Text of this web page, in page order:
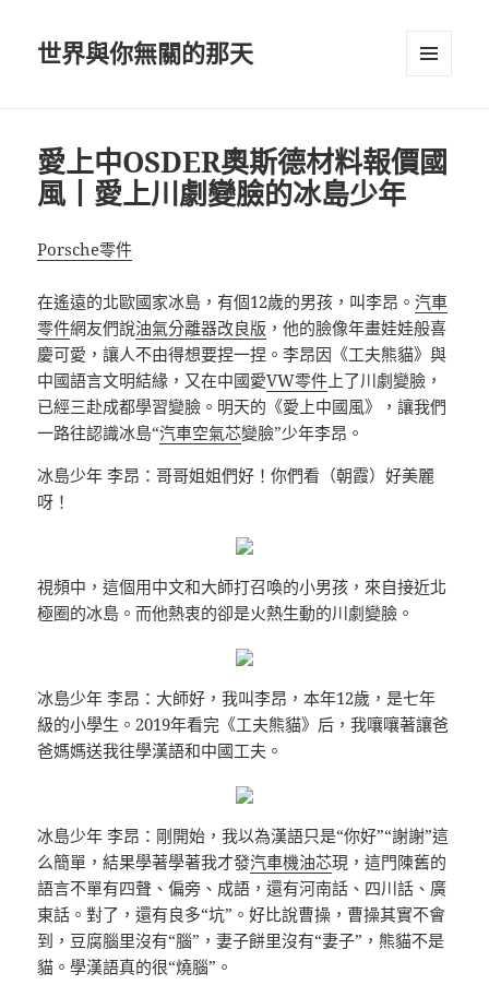
世界與你無關的那天
愛上中OSDER奧斯德材料報價國
風丨愛上川劇變臉的冰島少年
Porsche零件
在遙遠的北歐國家冰島，有個12歲的男孩，叫李昂。汽車
零件網友們說油氣分離器改良版 ，他的臉像年畫娃娃般喜
慶可愛，讓人不由得想要捏一捏。李昂因《工夫熊貓》與
中國語言文明結緣，又在中國愛VW零件 上了川劇變臉，
已經三赴成都學習變臉。明天的《愛上中國風》，讓我們
一路往認識冰島“汽車空氣芯變臉”少年李昂。
冰島少年 李昂：哥哥姐姐們好！你們看（朝霞）好美麗
呀！
視頻中，這個用中文和大師打召喚的小男孩，來自接近北
極圈的冰島。而他熱衷的卻是火熱生動的川劇變臉。
冰島少年 李昂：大師好，我叫李昂，本年12歲，是七年
級的小學生。2019年看完《工夫熊貓》后，我嚷嚷著讓爸
爸媽媽送我往學漢語和中國工夫。
冰島少年 李昂：剛開始，我以為漢語只是“你好”“謝謝”這
么簡單，結果學著學著我才發汽車機油芯現，這門陳舊的
語言不單有四聲、偏旁、成語，還有河南話、四川話、廣
東話。對了，還有良多“坑”。好比說曹操，曹操其實不會
到，豆腐腦里沒有“腦”，妻子餅里沒有“妻子”，熊貓不是
貓。學漢語真的很“燒腦”。